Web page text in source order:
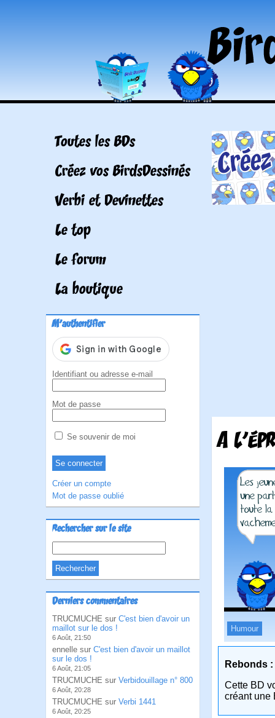
Toutes les BDs
Créez vos BirdsDessinés
Verbi et Devinettes
Le top
Le forum
La boutique
M'authentifier
Identifiant ou adresse e-mail
Mot de passe
Se souvenir de moi
Créer un compte
Mot de passe oublié
Rechercher sur le site
Derniers commentaires
TRUCMUCHE sur C'est bien d'avoir un
maillot sur le dos !
6 Août, 21:50
ennelle sur C'est bien d'avoir un maillot
sur le dos !
6 Août, 21:05
TRUCMUCHE sur Verbidouillage n° 800
6 Août, 20:28
TRUCMUCHE sur Verbi 1441
6 Août, 20:25
A
Humour
Rebonds :
Cette BD
créant une